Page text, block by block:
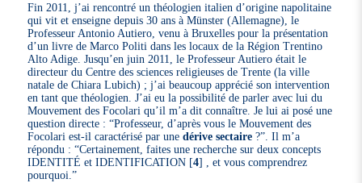
Fin 2011, j’ai rencontré un théologien italien d’origine napolitaine
qui vit et enseigne depuis 30 ans à Münster (Allemagne), le
Professeur Antonio Autiero, venu à Bruxelles pour la présentation
d’un livre de Marco Politi dans les locaux de la Région Trentino
Alto Adige. Jusqu’en juin 2011, le Professeur Autiero était le
directeur du Centre des sciences religieuses de Trente (la ville
natale de Chiara Lubich) ; j’ai beaucoup apprécié son intervention
en tant que théologien. J’ai eu la possibilité de parler avec lui du
Mouvement des Focolari qu’il m’a dit connaître. Je lui ai posé une
question directe : “Professeur, d’après vous le Mouvement des
Focolari est-il caractérisé par unedérive sectaire ?”. Il m’a
répondu : “Certainement, faites une recherche sur deux concepts
IDENTITÉ et IDENTIFICATION [4] , et vous comprendrez
pourquoi.”